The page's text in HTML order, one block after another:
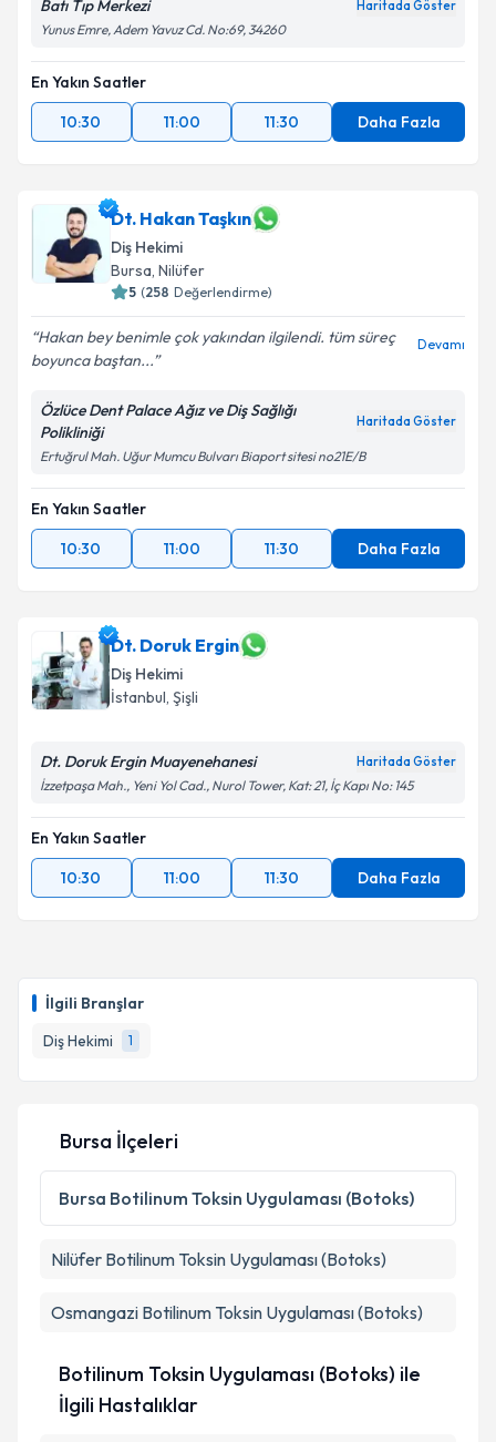
İlgili Branşlar
Diş Hekimi
1
Batı Tıp Merkezi Haritada Göster
Yunus Emre, Adem Yavuz Cd. No:69, 34260
En Yakın Saatler
10:30
11:00 11:30 Daha Fazla
Dt. Hakan Taşkın
Diş Hekimi
Bursa, Nilüfer
5 (258 Değerlendirme)
Hakan bey benimle çok yakından ilgilendi. tüm süreç
boyunca baştan...
Devamı
Özlüce Dent Palace Ağız ve Diş Sağlığı
Polikliniği
Haritada Göster
Ertuğrul Mah. Uğur Mumcu Bulvarı Biaport sitesi no21E/B
En Yakın Saatler
10:30
11:00 11:30 Daha Fazla
Dt. Doruk Ergin
Diş Hekimi
İstanbul, Şişli
Dt. Doruk Ergin Muayenehanesi Haritada Göster
İzzetpaşa Mah., Yeni Yol Cad., Nurol Tower, Kat: 21, İç Kapı No: 145
En Yakın Saatler
10:30
11:00 11:30 Daha Fazla
Bursa İlçeleri
Bursa Botilinum Toksin Uygulaması (Botoks)
Nilüfer Botilinum Toksin Uygulaması (Botoks)
Osmangazi Botilinum Toksin Uygulaması (Botoks)
Botilinum Toksin Uygulaması (Botoks) ile
İlgili Hastalıklar